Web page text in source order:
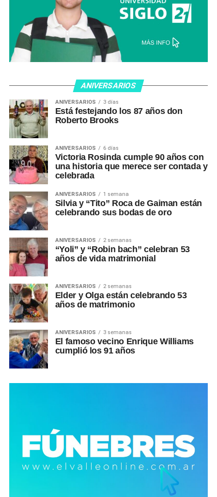
ANIVERSARIOS
ANIVERSARIOS 3 días
Está festejando los 87 años don
Roberto Brooks
ANIVERSARIOS 6 días
Victoria Rosinda cumple 90 años con
una historia que merece ser contada y
celebrada
ANIVERSARIOS 1 semana
Silvia y “Tito” Roca de Gaiman están
celebrando sus bodas de oro
ANIVERSARIOS 2 semanas
“Yoli” y “Robin bach” celebran 53
años de vida matrimonial
ANIVERSARIOS 2 semanas
Elder y Olga están celebrando 53
años de matrimonio
ANIVERSARIOS 3 semanas
El famoso vecino Enrique Williams
cumplió los 91 años